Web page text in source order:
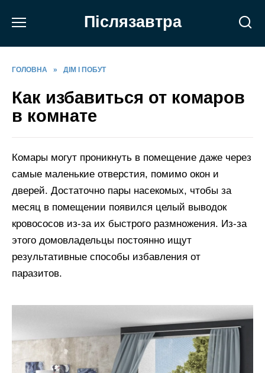
Післязавтра
ГОЛОВНА » ДІМ І ПОБУТ
Как избавиться от комаров
в комнате
Комары могут проникнуть в помещение даже через
самые маленькие отверстия, помимо окон и
дверей. Достаточно пары насекомых, чтобы за
месяц в помещении появился целый выводок
кровососов из-за их быстрого размножения. Из-за
этого домовладельцы постоянно ищут
результативные способы избавления от
паразитов.